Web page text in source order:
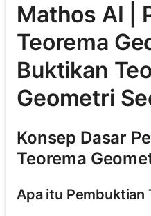
Mathos AI |
Teorema
Buktikan
Geometri
Konsep Dasar
Teorema
Apa itu Pembuktian